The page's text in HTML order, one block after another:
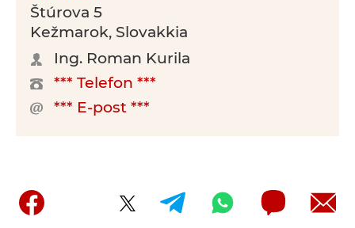
Štúrova 5
Kežmarok, Slovakkia
Ing. Roman Kurila
*** Telefon ***
*** E-post ***